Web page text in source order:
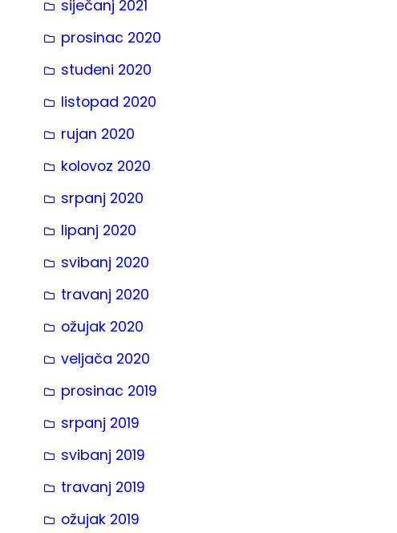
siječanj 2021
prosinac 2020
studeni 2020
listopad 2020
rujan 2020
kolovoz 2020
srpanj 2020
lipanj 2020
svibanj 2020
travanj 2020
ožujak 2020
veljača 2020
prosinac 2019
srpanj 2019
svibanj 2019
travanj 2019
ožujak 2019